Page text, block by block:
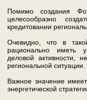
Помимо создания
целесообразно
кредитовании
Очевидно, что в
рационально иметь
деловой активности,
региональной ситуации.
Важное значение
энергетической